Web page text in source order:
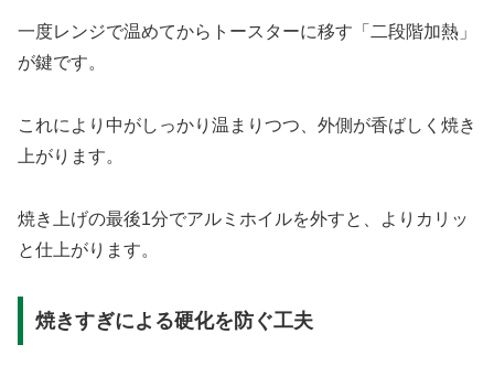
一度レンジで温めてからトースターに移す「二段階加熱」
が鍵です。
これにより中がしっかり温まりつつ、外側が香ばしく焼き
上がります。
焼き上げの最後1分でアルミホイルを外すと、よりカリッ
と仕上がります。
焼きすぎによる硬化を防ぐ工夫